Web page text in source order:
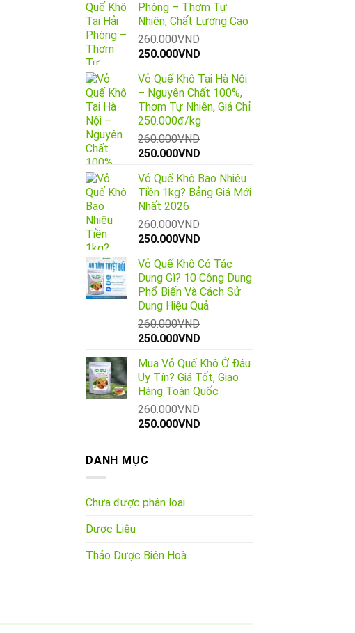
Phòng – Thơm Tự
Nhiên, Chất Lượng Cao
260.000VND
Giá
là:
260.000VND.
250.000VND
tại
là:
250.000VND.
Vỏ Quế Khô Tại Hà Nội
– Nguyên Chất 100%,
Thơm Tự Nhiên, Giá Chỉ
250.000đ/kg
260.000VND
Giá
là:
260.000VND.
250.000VND
tại
là:
Vỏ Quế Khô Bao Nhiêu
Tiền 1kg? Bảng Giá Mới
Nhất 2026
260.000VND
Giá
là:
260.000VND.
250.000VND
tại
là:
250.000VND.
Vỏ Quế Khô Có Tác
Dụng Gì? 10 Công Dụng
Phổ Biến Và Cách Sử
Dụng Hiệu Quả
260.000VND
Giá
là:
260.000VND.
250.000VND
tại
là:
250.000VND.
Mua Vỏ Quế Khô Ở Đâu
Uy Tín? Giá Tốt, Giao
Hàng Toàn Quốc
260.000VND
Giá
là:
260.000VND.
250.000VND
DANH MỤC
Chưa được phân loại
Dược Liệu
Thảo Dược Biên Hoà